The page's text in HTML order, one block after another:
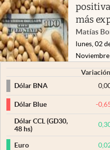
más
Matías
lunes, 02
Variación
Dólar BNA
Dólar Blue -
Dólar CCL (GD30,
48 hs)
Euro